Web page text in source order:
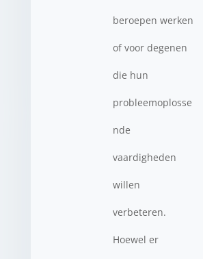
beroepen werken
of voor degenen
die hun
probleemoplosse
nde
vaardigheden
willen
verbeteren.
Hoewel er